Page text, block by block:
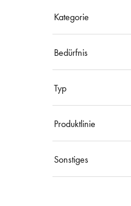
Kategorie
Bedürfnis
Typ
Produktlinie
Sonstiges